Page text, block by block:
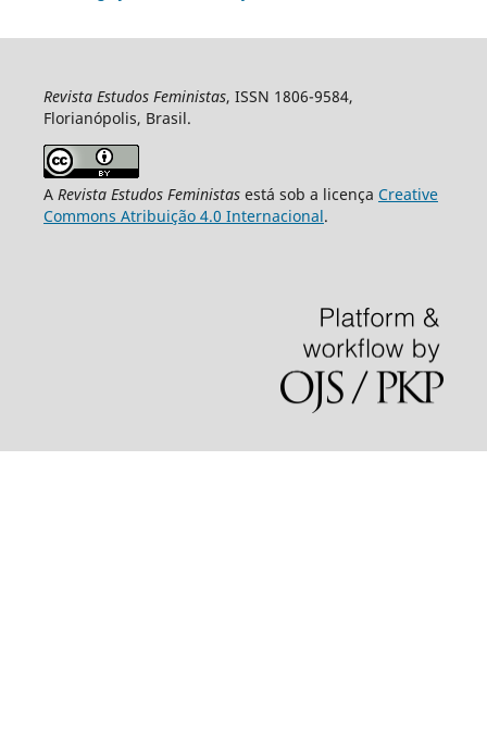
Revista Estudos Feministas, ISSN 1806-9584,
Florianópolis, Brasil.
A Revista Estudos Feministasestá sob a licença Creative
Commons Atribuição 4.0 Internacional.